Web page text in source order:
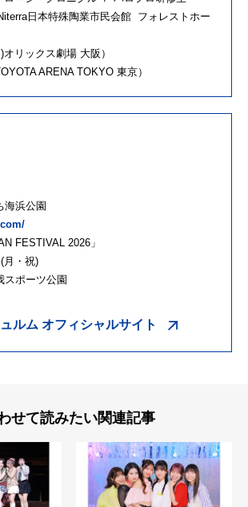
日本特殊陶業市民会館 フォレストホー
オリックス劇場 大阪）
ARENA TOKYO 東京）
海浜公園
FESTIVAL 2026」
月・祝)
スポーツ公園
ルム オフィシャルサイト
せて読みたい関連記事